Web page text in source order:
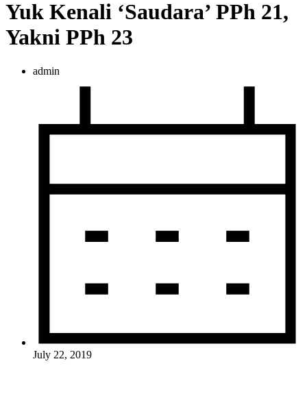
Yuk Kenali ‘Saudara’ PPh 21,
Yakni PPh 23
admin
July 22, 2019